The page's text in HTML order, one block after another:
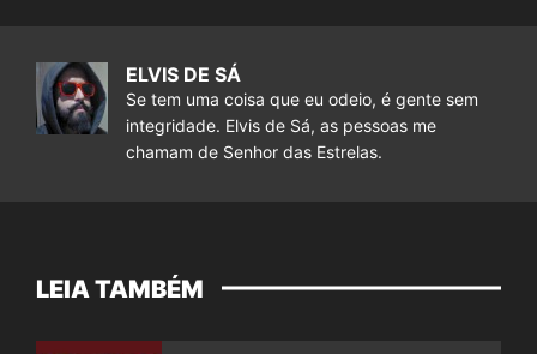
ELVIS DE SÁ
Se tem uma coisa que eu odeio, é gente sem
integridade. Elvis de Sá, as pessoas me
chamam de Senhor das Estrelas.
LEIA TAMBÉM